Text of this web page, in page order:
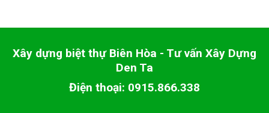
Xây dựng biệt thự Biên Hòa - Tư vấn Xây Dựng
Den Ta
Điện thoại: 0915.866.338